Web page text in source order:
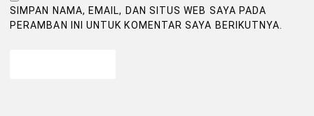
SIMPAN NAMA, EMAIL, DAN SITUS WEB SAYA PADA
PERAMBAN INI UNTUK KOMENTAR SAYA BERIKUTNYA.